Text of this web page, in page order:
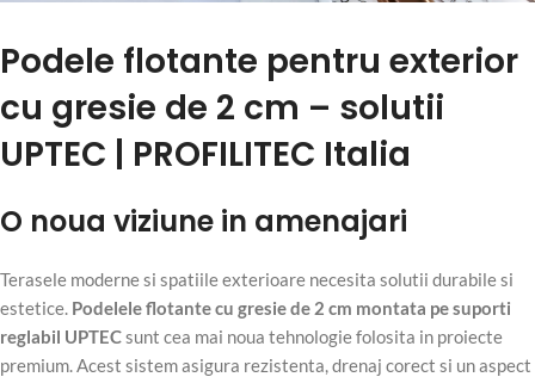
Podele flotante pentru exterior
cu gresie de 2 cm – solutii
UPTEC | PROFILITEC Italia
O noua viziune in amenajari
Terasele moderne si spatiile exterioare necesita solutii durabile si
estetice. Podelele flotante cu gresie de 2 cm montata pe suporti
reglabil UPTECsunt cea mai noua tehnologie folosita in proiecte
premium. Acest sistem asigura rezistenta, drenaj corect si un aspect